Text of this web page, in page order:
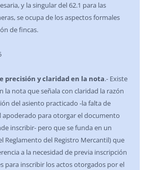
y la singular del 62.1 para las
se ocupa de los aspectos formales
de fincas.
precisión y claridad en la nota.- Existe
la nota que señala con claridad la razón
del asiento practicado -la falta de
apoderado para otorgar el documento
inscribir- pero que se funda en un
Reglamento del Registro Mercantil) que
a la necesidad de previa inscripción
para inscribir los actos otorgados por el